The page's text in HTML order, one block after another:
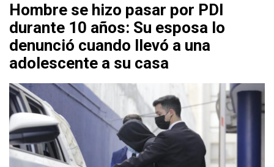
Hombre se hizo pasar por PDI
durante 10 años: Su esposa lo
denunció cuando llevó a una
adolescente a su casa